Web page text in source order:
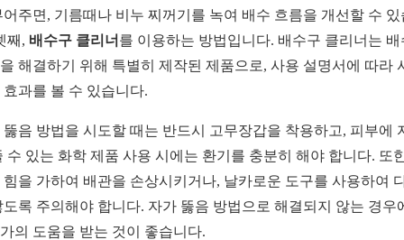
어주면, 기름때나 비누 찌꺼기를 녹여 배수 흐름을 개선할 수 있
째, 배수구 클리너 를 이용하는 방법입니다. 배수구 클리너는 배
해결하기 위해 특별히 제작된 제품으로, 사용 설명서에 따라
효과를 볼 수 있습니다.
뚫음 방법을 시도할 때는 반드시 고무장갑을 착용하고, 피부에
수 있는 화학 제품 사용 시에는 환기를 충분히 해야 합니다. 또
힘을 가하여 배관을 손상시키거나, 날카로운 도구를 사용하여
도록 주의해야 합니다. 자가 뚫음 방법으로 해결되지 않는 경우
의 도움을 받는 것이 좋습니다.